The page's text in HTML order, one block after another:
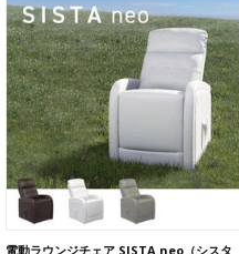
電動ラウンジチェア SISTA neo（シスタ